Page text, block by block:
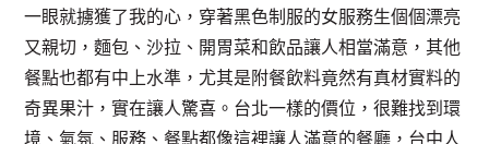
一眼就擄獲了我的心，穿著黑色制服的女服務生個個漂亮
又親切，麵包、沙拉、開胃菜和飲品讓人相當滿意，其他
餐點也都有中上水準，尤其是附餐飲料竟然有真材實料的
奇異果汁，實在讓人驚喜。台北一樣的價位，很難找到環
境、氣氛、服務、餐點都像這裡讓人滿意的餐廳，台中人